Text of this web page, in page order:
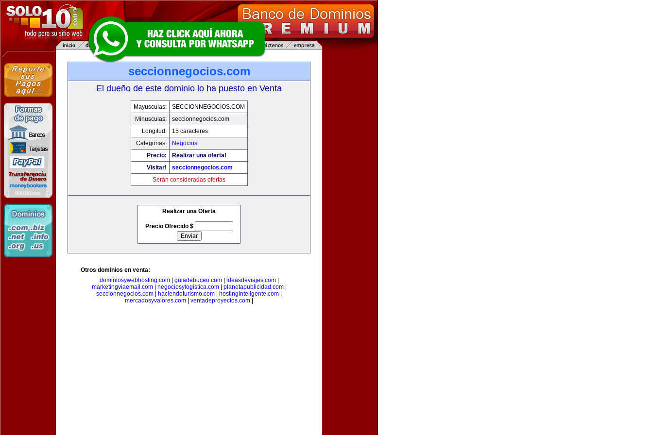
seccionnegocios.com
El dueño de este dominio lo ha puesto en Venta
Mayusculas:
SECCIONNEGOCIOS.COM
Minusculas:
seccionnegocios.com
Longitud:
15 caracteres
Categorias:
Negocios
Precio:
Realizar una oferta!
Visitar!
seccionnegocios.com
Serán consideradas ofertas
Realizar una Oferta
Precio Ofrecido $
Otros dominios en venta:
dominiosywebhosting.com| guiadebuceo.com| ideasdeviajes.com|
marketingviaemail.com| negociosylogistica.com| planetapublicidad.com|
seccionnegocios.com
haciendoturismo.com hostinginteligente.com
mercadosyvalores.com
ventadeproyectos.com